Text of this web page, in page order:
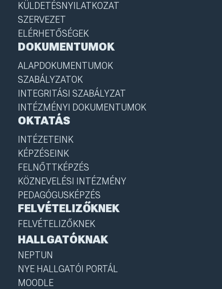
KÜLDETÉSNYILATKOZAT
SZERVEZET
ELÉRHETŐSÉGEK
DOKUMENTUMOK
ALAPDOKUMENTUMOK
SZABÁLYZATOK
INTEGRITÁSI SZABÁLYZAT
INTÉZMÉNYI DOKUMENTUMOK
OKTATÁS
INTÉZETEINK
KÉPZÉSEINK
FELNŐTTKÉPZÉS
KÖZNEVELÉSI INTÉZMÉNY
PEDAGÓGUSKÉPZÉS
FELVÉTELIZŐKNEK
FELVÉTELIZŐKNEK
HALLGATÓKNAK
NEPTUN
NYE HALLGATÓI PORTÁL
MOODLE